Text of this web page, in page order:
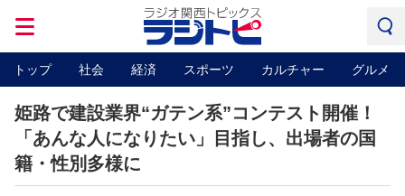
トップ 社会 経済 スポーツ カルチャー グルメ
姫路で建設業界“ガテン系”コンテスト開催！
「あんな人になりたい」目指し、出場者の国
籍・性別多様に